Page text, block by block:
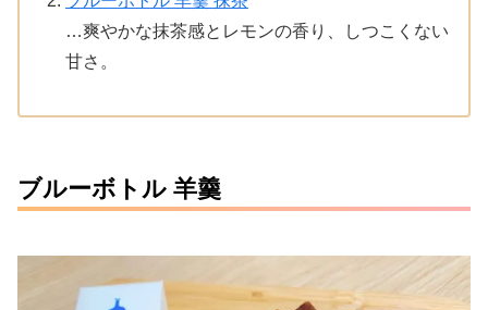
…爽やかな抹茶感とレモンの香り、しつこくない
甘さ。
ブルーボトル 羊羹